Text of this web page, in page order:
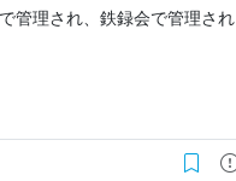
管理され、鉄録会で管理され